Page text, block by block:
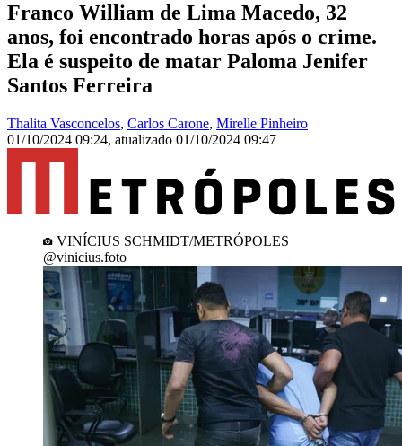
Franco William de Lima Macedo, 32
anos, foi encontrado horas após o crime.
Ela é suspeito de matar Paloma Jenifer
Santos Ferreira
Thalita Vasconcelos, Carlos Carone, Mirelle Pinheiro
01/10/2024 09:24, atualizado 01/10/2024 09:47
VINÍCIUS SCHMIDT/METRÓPOLES
@vinicius.foto